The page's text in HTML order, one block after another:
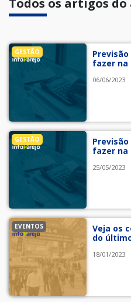
Todos os artigos
GESTÃO
fazer na
06/06/2023
GESTÃO
fazer na
25/05/2023
EVENTOS
Veja os
do
18/01/2023